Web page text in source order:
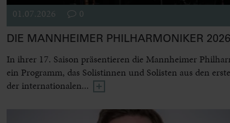
01.07.2026 0
DIE MANNHEIMER PHILHARMONIKER
In ihrer 17. Saison präsentieren die Mannheimer
ein Programm, das Solistinnen und Solisten aus den
der internationalen...